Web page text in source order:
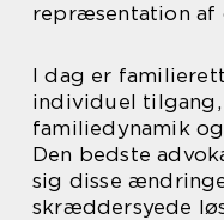
repræsentation af
I dag er
individuel
familiedynamik
Den bedste
sig disse
skræddersyede